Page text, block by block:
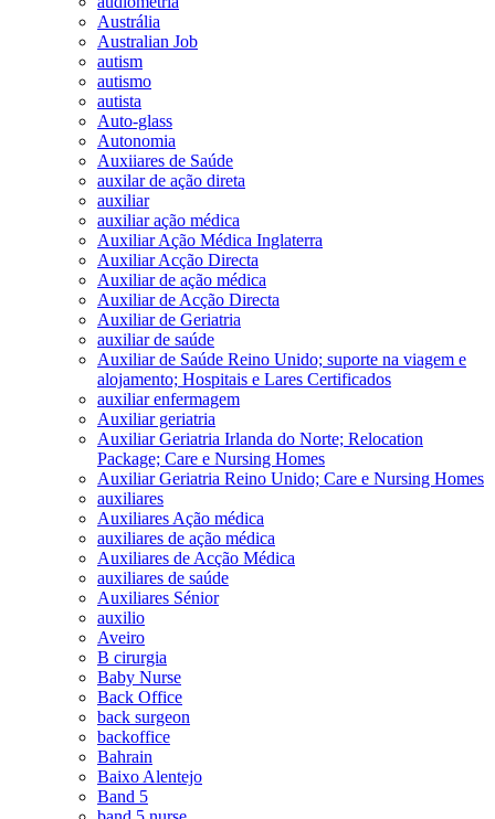
Austrália
Australian Job
autism
autismo
autista
Auto-glass
Autonomia
Auxiiares de Saúde
auxilar de ação direta
auxiliar
auxiliar ação médica
Auxiliar Ação Médica Inglaterra
Auxiliar Acção Directa
Auxiliar de ação médica
Auxiliar de Acção Directa
Auxiliar de Geriatria
auxiliar de saúde
Auxiliar de Saúde Reino Unido; suporte na viagem e
alojamento; Hospitais e Lares Certificados
auxiliar enfermagem
Auxiliar geriatria
Auxiliar Geriatria Irlanda do Norte; Relocation
Package; Care e Nursing Homes
Auxiliar Geriatria Reino Unido; Care e Nursing Homes
auxiliares
Auxiliares Ação médica
auxiliares de ação médica
Auxiliares de Acção Médica
auxiliares de saúde
Auxiliares Sénior
auxilio
Aveiro
B cirurgia
Baby Nurse
Back Office
back surgeon
backoffice
Bahrain
Baixo Alentejo
Band 5